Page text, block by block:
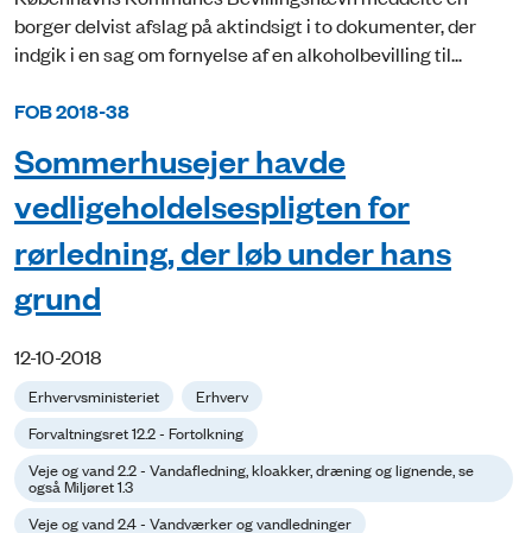
borger delvist afslag på aktindsigt i to dokumenter, der
indgik i en sag om fornyelse af en alkoholbevilling til...
FOB 2018-38
Sommerhusejer havde
vedligeholdelsespligten for
rørledning, der løb under hans
grund
12-10-2018
Erhvervsministeriet
Erhverv
Forvaltningsret 12.2 - Fortolkning
Veje og vand 2.2 - Vandafledning, kloakker, dræning og lignende, se
også Miljøret 1.3
Veje og vand 2.4 - Vandværker og vandledninger